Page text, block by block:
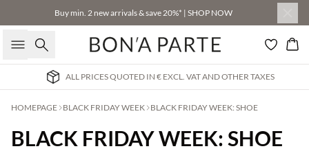
Buy min. 2 new arrivals & save 20%* | SHOP NOW
Search
ALL PRICES QUOTED IN € EXCL. VAT AND OTHER TAXES
HOMEPAGE BLACK FRIDAY WEEK BLACK FRIDAY WEEK: SHOE
BLACK FRIDAY WEEK: SHOE